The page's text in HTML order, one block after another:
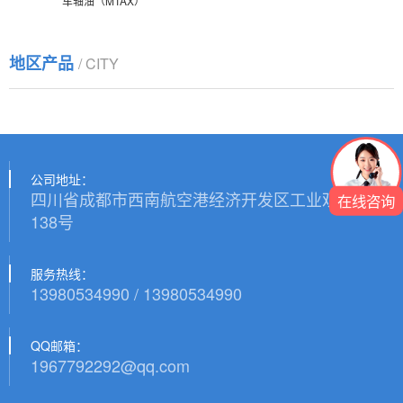
地区产品 / CITY
公司地址：
四川省成都市西南航空港经济开发区工业观山路
138号
服务热线：
13980534990 / 13980534990
QQ邮箱：
1967792292@qq.com
在线咨询